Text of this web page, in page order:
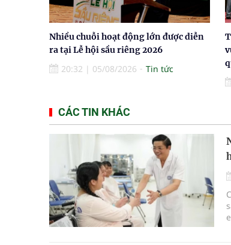
Nhiều chuỗi hoạt động lớn được diễn
ra tại Lễ hội sầu riêng 2026
20:32 | 05/08/2026 Tin tức
CÁC TIN KHÁC